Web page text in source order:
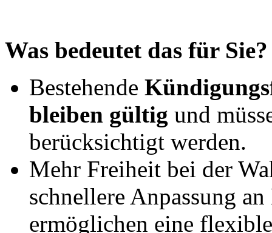
Was bedeutet das für Sie?
Bestehende
bleiben gültig und
berücksichtigt werden.
Mehr Freiheit bei der
schnellere Anpassung
ermöglichen eine